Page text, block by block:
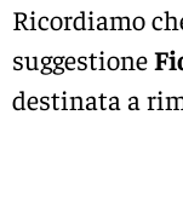
Ricordiamo
suggestione
destinata a